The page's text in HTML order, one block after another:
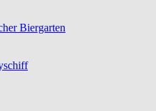
Biergarten